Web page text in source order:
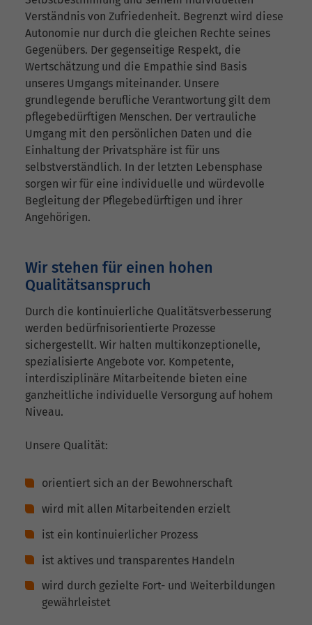
Verständnis von Zufriedenheit. Begrenzt wird diese
Autonomie nur durch die gleichen Rechte seines
Gegenübers. Der gegenseitige Respekt, die
Wertschätzung und die Empathie sind Basis
unseres Umgangs miteinander. Unsere
grundlegende berufliche Verantwortung gilt dem
pflegebedürftigen Menschen. Der vertrauliche
Umgang mit den persönlichen Daten und die
Einhaltung der Privatsphäre ist für uns
selbstverständlich. In der letzten Lebensphase
sorgen wir für eine individuelle und würdevolle
Begleitung der Pflegebedürftigen und ihrer
Angehörigen.
Wir stehen für einen hohen
Qualitätsanspruch
Durch die kontinuierliche Qualitätsverbesserung
werden bedürfnisorientierte Prozesse
sichergestellt. Wir halten multikonzeptionelle,
spezialisierte Angebote vor. Kompetente,
interdisziplinäre Mitarbeitende bieten eine
ganzheitliche individuelle Versorgung auf hohem
Niveau.
Unsere Qualität:
orientiert sich an der Bewohnerschaft
wird mit allen Mitarbeitenden erzielt
ist ein kontinuierlicher Prozess
ist aktives und transparentes Handeln
wird durch gezielte Fort- und Weiterbildungen
gewährleistet